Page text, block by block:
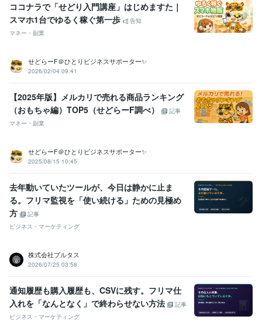
ココナラで「せどり入門講座」はじめますた｜
スマホ1台でゆるく稼ぐ第一歩
告知
マネー・副業
せどらーF＠ひとりビジネスサポーター✨
2026/02/04 09:41
【2025年版】メルカリで売れる商品ランキング
（おもちゃ編）TOP5（せどらーF調べ）
記事
マネー・副業
せどらーF＠ひとりビジネスサポーター✨
2025/08/15 10:45
去年動いていたツールが、今日は静かに止ま
る。フリマ監視を「使い続ける」ための見極め
方
記事
ビジネス・マーケティング
株式会社プルタス
2026/07/25 03:58
通知履歴も購入履歴も、CSVに残す。フリマ仕
入れを「なんとなく」で終わらせない方法
記事
ビジネス・マーケティング